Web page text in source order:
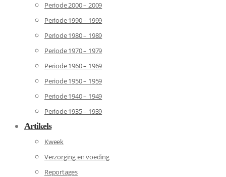
Periode 2000 – 2009
Periode 1990 – 1999
Periode 1980 – 1989
Periode 1970 – 1979
Periode 1960 – 1969
Periode 1950 – 1959
Periode 1940 – 1949
Periode 1935 – 1939
Artikels
Kweek
Verzorging en voeding
Reportages